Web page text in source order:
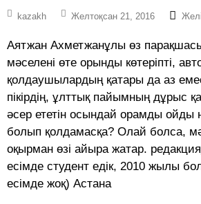
kazakh Желтоқсан 21, 2016
Аятжан Ахметжанұлы өз
мәселені өте орынды көтеріпті,
қолдаушылардың қатары да аз
пікірдің, ұлттық пайымның дұрыс
әсер ететін осындай орамды ойды
болып қолдамасқа? Олай болса,
оқырман өзі айыра жатар.
есімде студент едік, 2010 жылы
есімде жоқ) Астана